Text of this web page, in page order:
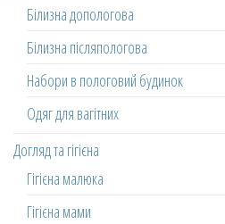
Білизна допологова
Білизна післяпологова
Набори в пологовий будинок
Одяг для вагітних
Догляд та гігієна
Гігієна малюка
Гігієна мами